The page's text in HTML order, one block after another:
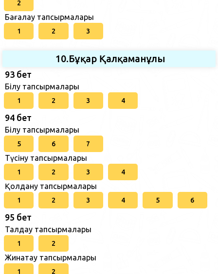
2
Бағалау тапсырмалары
1 2 3
10.Бұқар Қалқаманұлы
93 бет
Білу тапсырмалары
1 2 3 4
94 бет
Білу тапсырмалары
5 6 7
Түсіну тапсырмалары
1 2 3 4
Қолдану тапсырмалары
1 2 3 4 5 6
95 бет
Талдау тапсырмалары
1 2
Жинақтау тапсырмалары
1 2